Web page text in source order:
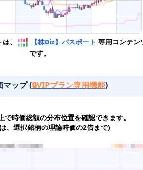
、 【株Biz】パスポート 専用コンテン
です。
マップ (🔒VIPプラン専用機能)
で時価総額の分布位置を確認できます。
、選択銘柄の理論時価の2倍まで)